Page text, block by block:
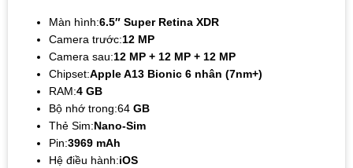
Màn hình:6.5″ Super Retina XDR
Camera trước:12 MP
Camera sau:12 MP + 12 MP + 12 MP
Chipset:Apple A13 Bionic 6 nhân (7nm+)
RAM:4 GB
Bộ nhớ trong:64GB
Thẻ Sim:Nano-Sim
Pin:3969 mAh
Hệ điều hành:iOS